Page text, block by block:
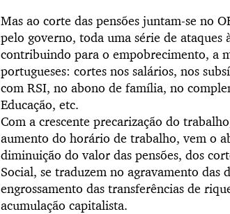
Mas ao corte das pensões juntam-se no
pelo governo, toda uma série de ataques
contribuindo para o empobrecimento, a
portugueses: cortes nos salários, nos
com RSI, no abono de família, no
Educação, etc.
Com a crescente precarização do
aumento do horário de trabalho, vem o
diminuição do valor das pensões, dos
Social, se traduzem no agravamento das
engrossamento das transferências de
acumulação capitalista.